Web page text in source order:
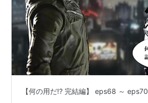
【何の用だ!? 完結編】 eps68 ～ eps70